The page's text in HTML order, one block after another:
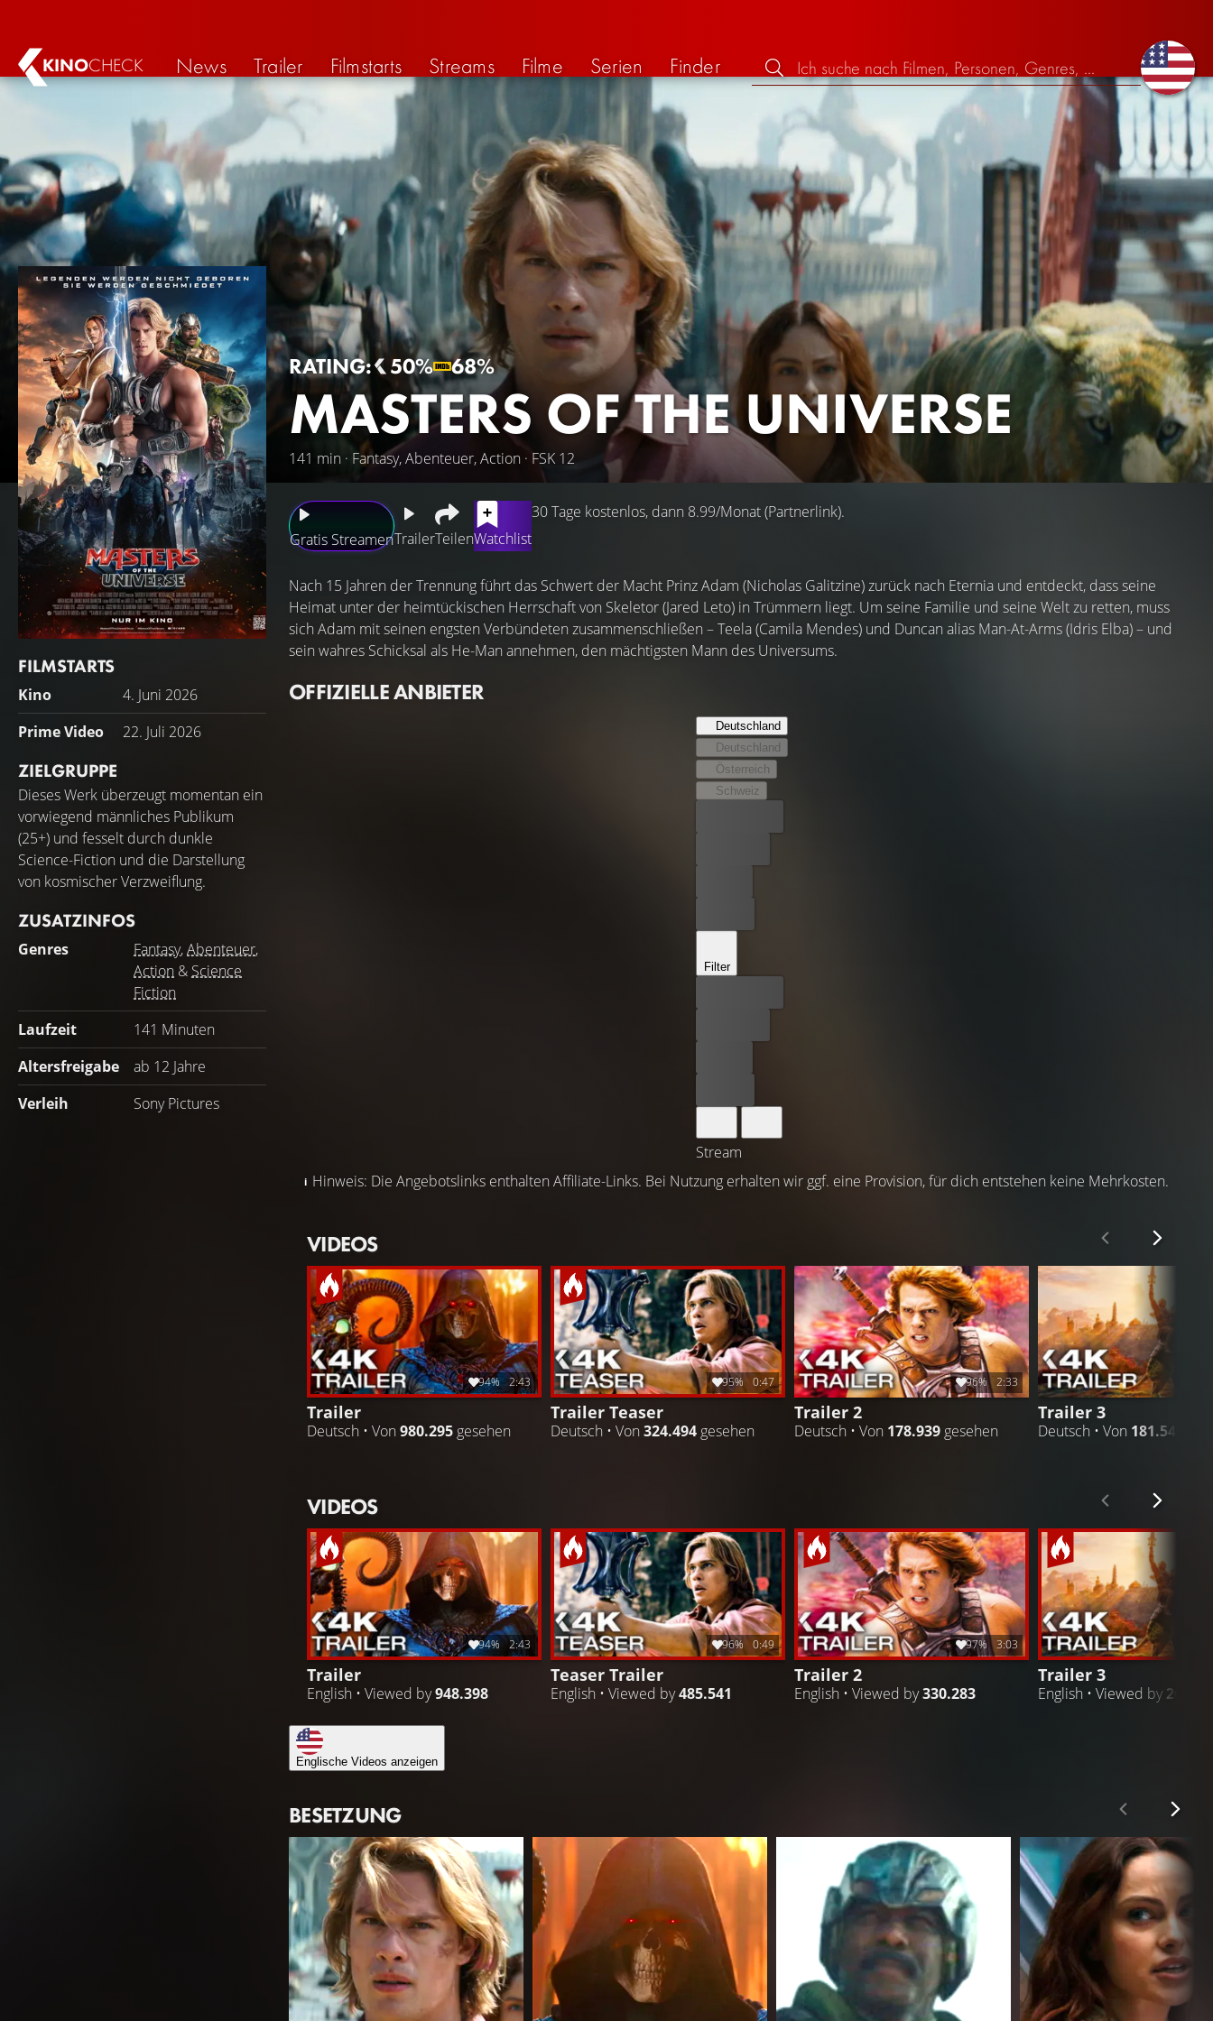
KINOCHECK News Trailer Filmstarts Streams Filme Serien Finder
RATING: 50% 68%
MASTERS OF THE UNIVERSE
141 min · Fantasy, Abenteuer, Action · FSK 12
FILMSTARTS
Kino
4. Juni 2026
Prime Video
22. Juli 2026
ZIELGRUPPE
Dieses Werk überzeugt momentan ein
vorwiegend männliches Publikum
(25+) und fesselt durch dunkle
Science-Fiction und die Darstellung
von kosmischer Verzweiflung.
ZUSATZINFOS
Genres Fantasy,Abenteuer,
Action & Science
Fiction
Laufzeit
141 Minuten
Altersfreigabe
ab 12 Jahre
Verleih
Sony Pictures
Gratis StreamenTrailerTeilenWatchlist
30 Tage kostenlos, dann 8.99/Monat (Partnerlink).
Nach 15 Jahren der Trennung führt das Schwert der Macht Prinz Adam (Nicholas Galitzine) zurück nach Eternia und entdeckt, dass seine
Heimat unter der heimtückischen Herrschaft von Skeletor (Jared Leto) in Trümmern liegt. Um seine Familie und seine Welt zu retten, muss
sich Adam mit seinen engsten Verbündeten zusammenschließen – Teela (Camila Mendes) und Duncan alias Man-At-Arms (Idris Elba) – und
sein wahres Schicksal als He-Man annehmen, den mächtigsten Mann des Universums.
OFFIZIELLE ANBIETER
Deutschland
Deutschland
Österreich
Schweiz
Filter
Stream
Hinweis: Die Angebotslinks enthalten Affiliate-Links. Bei Nutzung erhalten wir ggf. eine Provision, für dich entstehen keine Mehrkosten.
VIDEOS
94% 2:43
Trailer
Deutsch • Von980.295 gesehen
95% 0:47
Trailer Teaser
Deutsch • Von 324.494 gesehen
96% 2:33
Trailer 2
Deutsch • Von 178.939 gesehen
Trailer 3
Deutsch • Von 181.547
VIDEOS
94% 2:43
Trailer
English • Viewed by948.398
96% 0:49
Teaser Trailer
English • Viewed by485.541
97% 3:03
Trailer 2
English • Viewed by330.283
Trailer 3
English • Viewed by
Englische Videos anzeigen
BESETZUNG